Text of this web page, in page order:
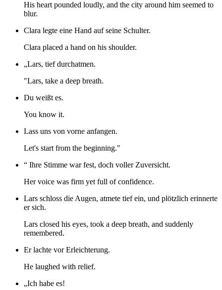
His heart pounded loudly, and the city around him seemed to
blur.
Clara legte eine Hand auf seine Schulter.
Clara placed a hand on his shoulder.
„Lars, tief durchatmen.
"Lars, take a deep breath.
Du weißt es.
You know it.
Lass uns von vorne anfangen.
Let's start from the beginning."
“ Ihre Stimme war fest, doch voller Zuversicht.
Her voice was firm yet full of confidence.
Lars schloss die Augen, atmete tief ein, und plötzlich erinnerte
er sich.
Lars closed his eyes, took a deep breath, and suddenly
remembered.
Er lachte vor Erleichterung.
He laughed with relief.
„Ich habe es!